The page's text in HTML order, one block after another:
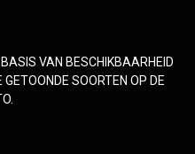
VAN BESCHIKBAARHEID
SOORTEN OP DE